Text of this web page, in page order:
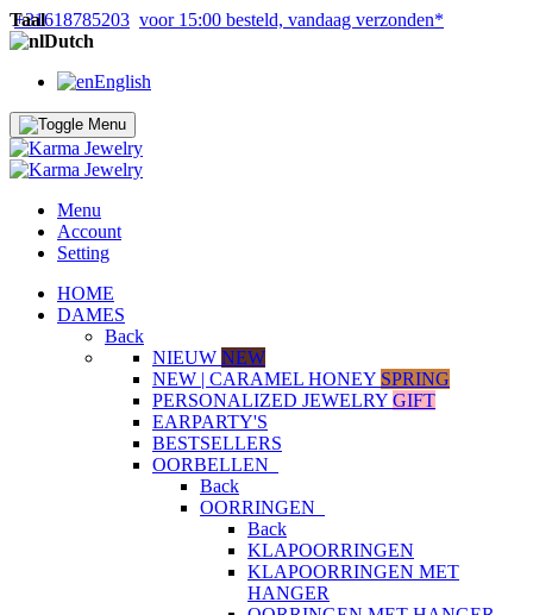
+31618785203 voor 15:00 besteld, vandaag verzonden*
Taal
Dutch
English
Menu
Account
Setting
HOME
DAMES
Back
NIEUW NEW
NEW | CARAMEL HONEY SPRING
PERSONALIZED JEWELRY GIFT
EARPARTY'S
BESTSELLERS
OORBELLEN
Back
OORRINGEN
Back
KLAPOORRINGEN
KLAPOORRINGEN MET
HANGER